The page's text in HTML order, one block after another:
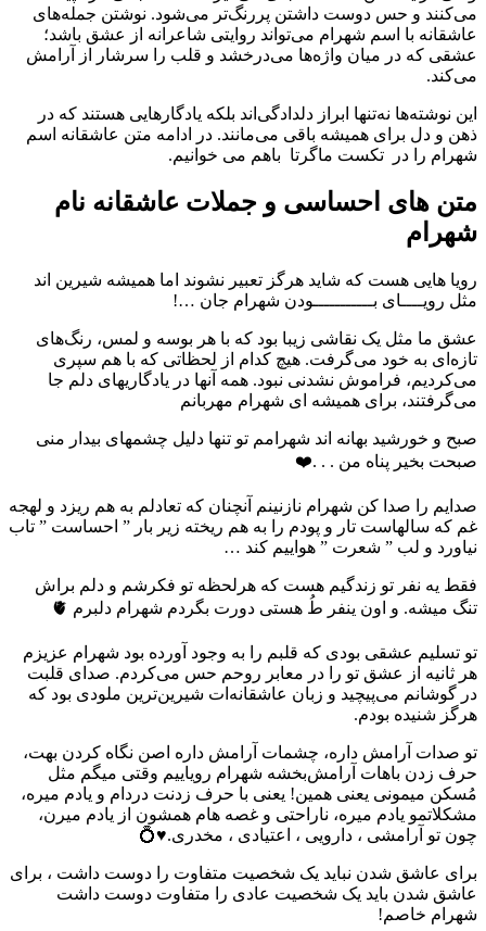
می‌کنند و حس دوست داشتن پررنگ‌تر می‌شود. نوشتن جمله‌های
عاشقانه با اسم شهرام می‌تواند روایتی شاعرانه از عشق باشد؛
عشقی که در میان واژه‌ها می‌درخشد و قلب را سرشار از آرامش
می‌کند.
این نوشته‌ها نه‌تنها ابراز دلدادگی‌اند بلکه یادگارهایی هستند که در
ذهن و دل برای همیشه باقی می‌مانند. در ادامه متن عاشقانه اسم
شهرام را در تکست ماگرتا باهم می خوانیم.
متن های احساسی و جملات عاشقانه نام
شهرام
رویا هایی هست که شاید هرگز تعبیر نشوند اما همیشه شیرین اند
مثل رویــــای بـــــــــــودن شهرام جان …!
عشق ما مثل یک نقاشی زیبا بود که با هر بوسه و لمس، رنگ‌های
تازه‌ای به خود می‌گرفت. هیچ کدام از لحظاتی که با هم سپری
می‌کردیم، فراموش نشدنی نبود. همه آنها در یادگاریهای دلم جا
می‌گرفتند، برای همیشه ای شهرام مهربانم
‌صبح و خورشید بهانه اند شهرامم تو تنها دلیل چشمهای بیدار منی
صبحت بخیر پناه من . . .❤️
صدایم را صدا کن شهرام نازنینم آنچنان که تعادلم به هم ریزد و لهجه
غم که سالهاست تار و پودم را به هم ریخته زیر بار ” احساست ” تاب
نیاورد و لب ” شعرت ” هواییم کند …
فقط یه نفر تو زندگیم هست که هرلحظه تو فکرشم و دلم براش
تنگ میشه. و اون ینفر‌ طُ هستی دورت بگردم شهرام دلبرم 🫀
تو تسلیم عشقی بودی که قلبم را به وجود آورده بود شهرام عزیزم
هر ثانیه از عشق تو را در معابر روحم حس می‌کردم. صدای قلبت
در گوشانم می‌پیچید و زبان عاشقانه‌ات شیرین‌ترین ملودی بود که
هرگز شنیده بودم.
تو صدات آرامش داره، چشمات‌ آرامش داره اصن نگاه کردن بهت،
حرف زدن باهات آرامش‌بخشه شهرام رویاییم وقتی میگم مثل
مُسکن میمونی یعنی همین! یعنی با حرف زدنت دردام و یادم میره،
مشکلاتمو یادم میره، ناراحتی و غصه هام همشون از یادم میرن،
چون تو آرامشی ، دارویی ، اعتیادی ، مخدری.♥️💍
برای عاشق شدن نباید یک شخصیت متفاوت را دوست داشت ، برای
عاشق شدن باید یک شخصیت عادی را متفاوت دوست داشت
شهرام خاصم!